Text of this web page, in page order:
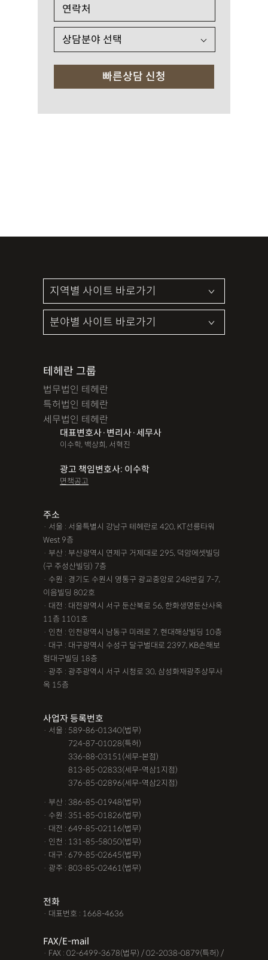
테헤란 그룹
법무법인 테헤란
특허법인 테헤란
세무법인 테헤란
대표변호사·변리사·세무사
이수학, 백상희, 서혁진
광고 책임변호사: 이수학
면책공고
주소
· 서울 : 서울특별시 강남구 테헤란로 420, KT선릉타워
West 9층
· 부산 : 부산광역시 연제구 거제대로 295, 덕암에셋빌딩
(구 주성산빌딩) 7층
· 수원 : 경기도 수원시 영통구 광교중앙로 248번길 7-7,
이음빌딩 802호
· 대전 : 대전광역시 서구 둔산북로 56, 한화생명둔산사옥
11층 1101호
· 인천 : 인천광역시 남동구 미래로 7, 현대해상빌딩 10층
· 대구 : 대구광역시 수성구 달구벌대로 2397, KB손해보
험대구빌딩 18층
· 광주 : 광주광역시 서구 시청로 30, 삼성화재광주상무사
옥 15층
사업자 등록번호
· 서울 : 589-86-01340(법무)
724-87-01028(특허)
336-88-03151(세무-본점)
813-85-02833(세무-역삼1지점)
376-85-02896(세무-역삼2지점)
· 부산 : 386-85-01948(법무)
· 수원 : 351-85-01826(법무)
· 대전 : 649-85-02116(법무)
· 인천 : 131-85-58050(법무)
· 대구 : 679-85-02645(법무)
· 광주 : 803-85-02461(법무)
전화
· 대표번호 : 1668-4636
FAX/E-mail
· FAX : 02-6499-3678(법무) / 02-2038-0879(특허) /